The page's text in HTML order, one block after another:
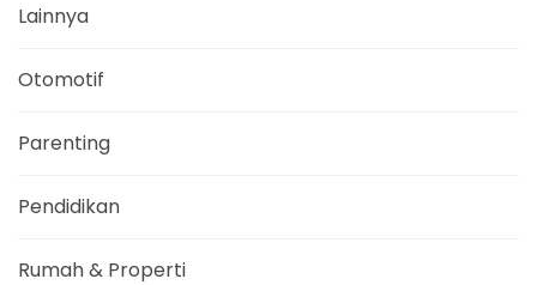
Lainnya
Otomotif
Parenting
Pendidikan
Rumah & Properti